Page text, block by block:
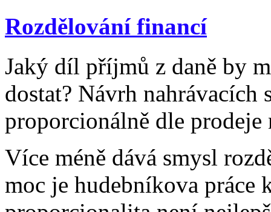
Rozdělování financí
Jaký díl příjmů z daně by
dostat? Návrh
proporcionálně dle prodeje
Více méně dává smysl
moc je hudebníkova práce